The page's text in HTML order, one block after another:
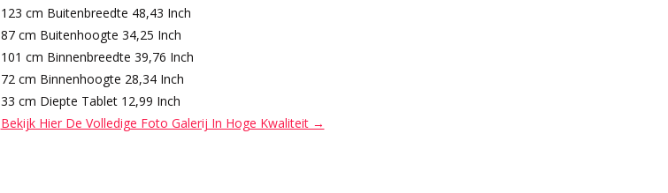
123 cm Buitenbreedte 48,43 Inch
87 cm Buitenhoogte 34,25 Inch
101 cm Binnenbreedte 39,76 Inch
72 cm Binnenhoogte 28,34 Inch
33 cm Diepte Tablet 12,99 Inch
Bekijk Hier De Volledige Foto Galerij In Hoge Kwaliteit →